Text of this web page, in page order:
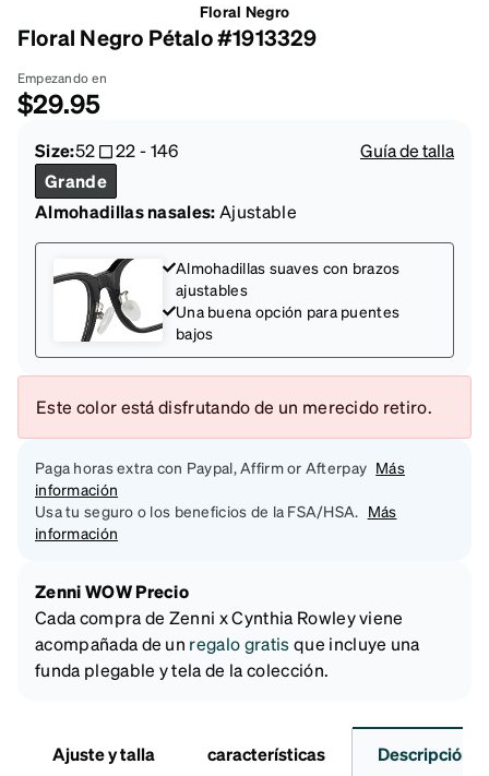
Floral Negro
Floral Negro Pétalo #1913329
Empezando en
$29.95
Size:52 22-146
Guía de talla
Grande
Almohadillas nasales:Ajustable
Almohadillas suaves con brazos
ajustables
Una buena opción para puentes
bajos
Este color está disfrutando de un merecido retiro.
Paga horas extra con Paypal, Affirm or Afterpay Más
información
Usa tu seguro o los beneficios de la FSA/HSA. Más
información
Zenni WOW Precio
Cada compra de Zenni x Cynthia Rowley viene
acompañada de un regalo gratisque incluye una
funda plegable y tela de la colección.
Ajuste y talla características Descripción